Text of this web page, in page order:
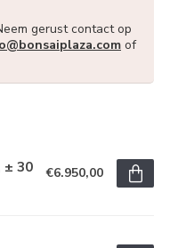
gerust contact op
of
± 30 €6.950,00